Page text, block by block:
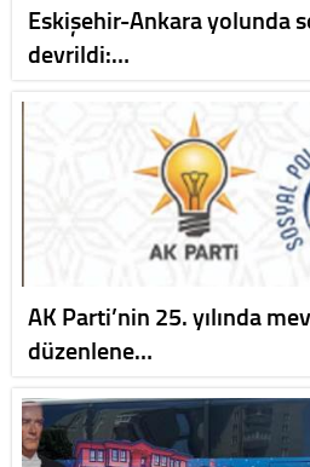
Eskişehir-Ankara yolunda
devrildi:…
AK Parti’nin 25. yılında
düzenlene…